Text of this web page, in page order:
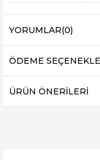
YORUMLAR(0)
ÖDEME
ÜRÜN ÖNERILERI